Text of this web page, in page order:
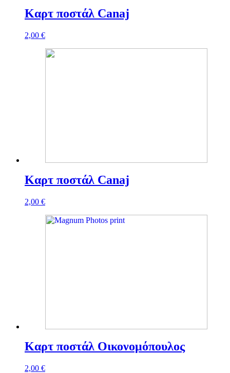
Καρτ ποστάλ Canaj
2,00 €
Καρτ ποστάλ Canaj
2,00 €
Καρτ ποστάλ Οικονομόπουλος
2,00 €